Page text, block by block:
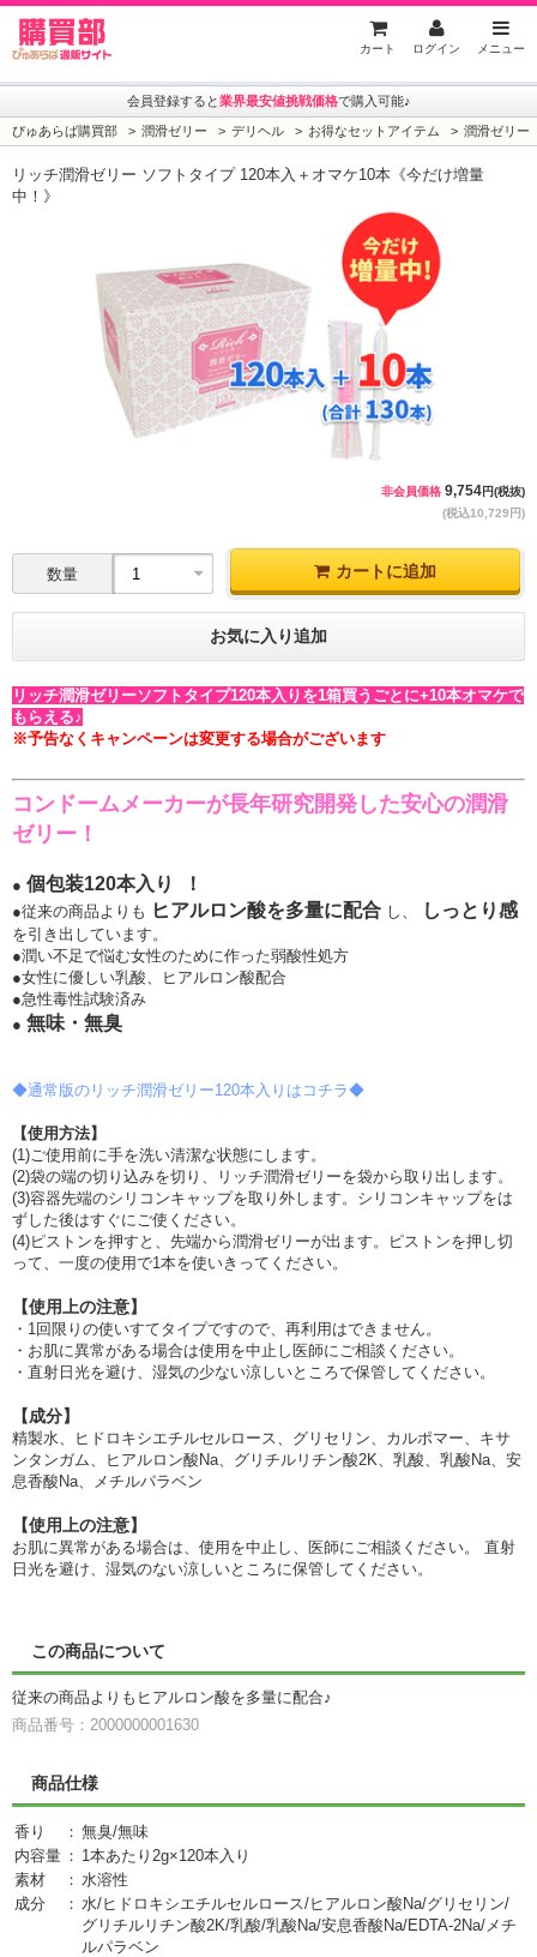
カート ログイン メニュー
会員登録すると業界最安値挑戦価格で購入可能♪
ぴゅあらば購買部 潤滑ゼリー デリヘル お得なセットアイテム 潤滑ゼリー
リッチ潤滑ゼリー ソフトタイプ 120本入＋オマケ10本《今だけ増量
中！》
非会員価格 9,754円(税抜)
(税込10,729円)
数量 カートに追加
お気に入り追加
リッチ潤滑ゼリーソフトタイプ120本入りを1箱買うごとに+10本オマケで
もらえる♪
※予告なくキャンペーンは変更する場合がございます
コンドームメーカーが長年研究開発した安心の潤滑
ゼリー！
● 個包装120本入り ！
●従来の商品よりも ヒアルロン酸を多量に配合 し、 しっとり感
を引き出しています。
●潤い不足で悩む女性のために作った弱酸性処方
●女性に優しい乳酸、ヒアルロン酸配合
●急性毒性試験済み
● 無味・無臭
◆通常版のリッチ潤滑ゼリー120本入りはコチラ◆
【使用方法】
(1)ご使用前に手を洗い清潔な状態にします。
(2)袋の端の切り込みを切り、リッチ潤滑ゼリーを袋から取り出します。
(3)容器先端のシリコンキャップを取り外します。シリコンキャップをは
ずした後はすぐにご使ください。
(4)ピストンを押すと、先端から潤滑ゼリーが出ます。ピストンを押し切
って、一度の使用で1本を使いきってください。
【使用上の注意】
・1回限りの使いすてタイプですので、再利用はできません。
・お肌に異常がある場合は使用を中止し医師にご相談ください。
・直射日光を避け、湿気の少ない涼しいところで保管してください。
【成分】
精製水、ヒドロキシエチルセルロース、グリセリン、カルポマー、キサ
ンタンガム、ヒアルロン酸Na、グリチルリチン酸2K、乳酸、乳酸Na、安
息香酸Na、メチルパラベン
【使用上の注意】
お肌に異常がある場合は、使用を中止し、医師にご相談ください。 直射
日光を避け、湿気のない涼しいところに保管してください。
この商品について
従来の商品よりもヒアルロン酸を多量に配合♪
商品番号：2000000001630
商品仕様
香り ： 無臭/無味
内容量 ： 1本あたり2g×120本入り
素材
： 水溶性
成分
： 水/ヒドロキシエチルセルロース/ヒアルロン酸Na/グリセリン/
グリチルリチン酸2K/乳酸/乳酸Na/安息香酸Na/EDTA-2Na/メチ
ルパラベン